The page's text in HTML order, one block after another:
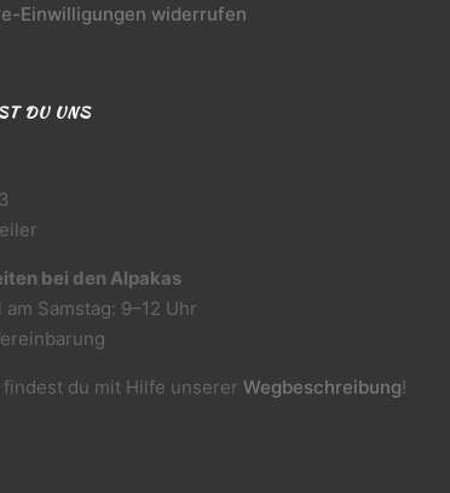
Einwilligungen widerrufen
DU UNS
bei den Alpakas
Samstag: 9–12 Uhr
findest du mit Hilfe unsererWegbeschreibung!